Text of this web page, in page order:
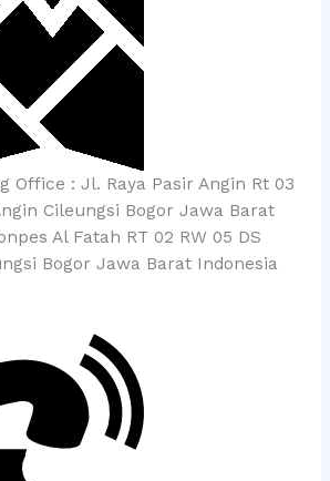
Office : Jl. Raya Pasir Angin Rt 03
Cileungsi Bogor Jawa Barat
Al Fatah RT 02 RW 05 DS
Bogor Jawa Barat Indonesia